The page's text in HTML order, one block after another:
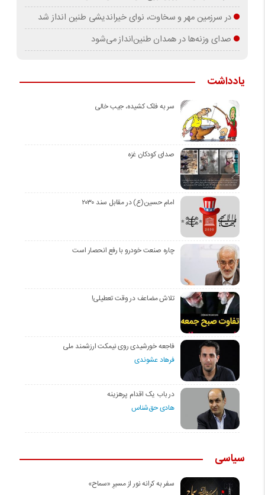
در سرزمین مهر و سخاوت، نوای خیراندیشی طنین انداز شد
صدای وزنه‌ها در همدان طنین‌انداز می‌شود
یادداشت
سر به فلک کشیده، جیب خالی
صدای کودکان غزه
امام حسین(ع) در مقابل سند ۲۰۳۰
چاره صنعت خودرو با رفع انحصار است
تلاش مضاعف در وقت تعطیلی!
فاجعه خورشیدی روی نیمکت ارزشمند ملی
فرهاد عشوندی
در باب یک اقدام پرهزینه
هادی حق‌شناس
سیاسی
سفر به کرانه‌ نور از مسیرِ «سماح»